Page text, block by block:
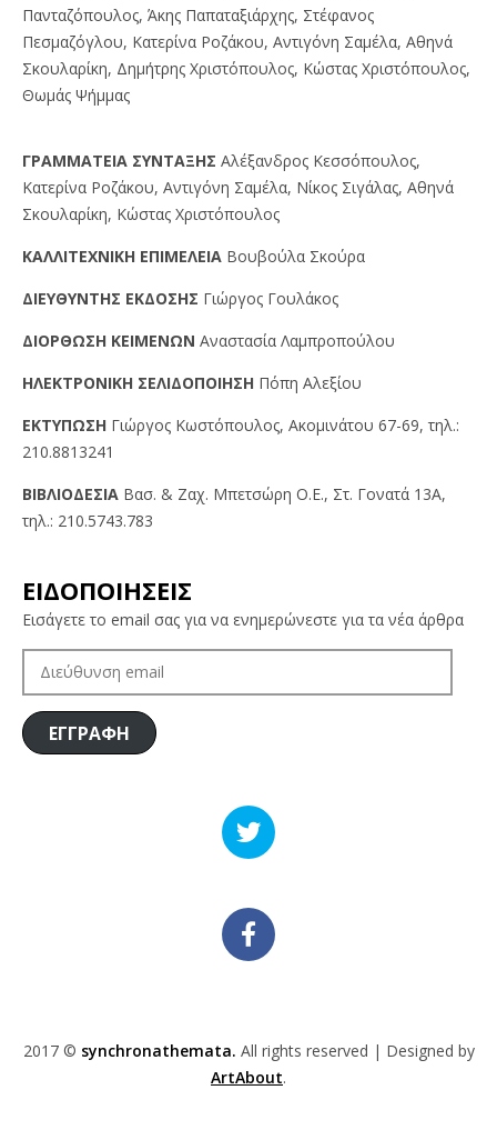
Πανταζόπουλος, Άκης Παπαταξιάρχης, Στέφανος
Πεσμαζόγλου, Κατερίνα Ροζάκου, Αντιγόνη Σαμέλα, Αθηνά
Σκουλαρίκη, Δημήτρης Χριστόπουλος, Κώστας Χριστόπουλος,
Θωμάς Ψήμμας
ΓPAMMATEIA ΣYNTAΞHΣ Αλέξανδρος Κεσσόπουλος,
Κατερίνα Ροζάκου, Αντιγόνη Σαμέλα, Νίκος Σιγάλας, Αθηνά
Σκουλαρίκη, Κώστας Χριστόπουλος
KAΛΛITEXNIKH EΠIMEΛEIA Βουβούλα Σκούρα
ΔIEYΘYNTHΣ EKΔOΣHΣ Γιώργος Γουλάκος
ΔIOPΘΩΣH KEIMENΩN Αναστασία Λαμπροπούλου
HΛEKTPONIKH ΣEΛIΔOΠOIHΣH Πόπη Αλεξίου
EKTYΠΩΣH Γιώργος Kωστόπουλος, Aκομινάτου 67-69, τηλ.:
210.8813241
BIBΛIOΔEΣIA Βασ. & Ζαχ. Μπετσώρη O.Ε., Στ. Γονατά 13A,
τηλ.: 210.5743.783
ΕΙΔΟΠΟΙΗΣΕΙΣ
Εισάγετε το email σας για να ενημερώνεστε για τα νέα άρθρα
ΔΙΕΎΘΥΝΣΗ
ΕΓΓΡΑΦΗ
2017 © synchronathemata. All rights reserved | Designed by
ArtAbout.